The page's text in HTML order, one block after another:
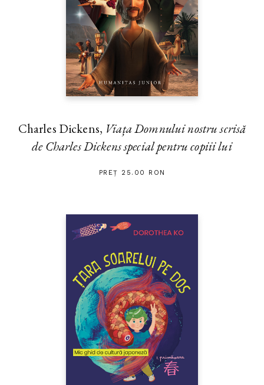
Charles Dickens, Viața Domnului nostru scrisă
de Charles Dickens special pentru copiii lui
PREȚ 25.00 RON